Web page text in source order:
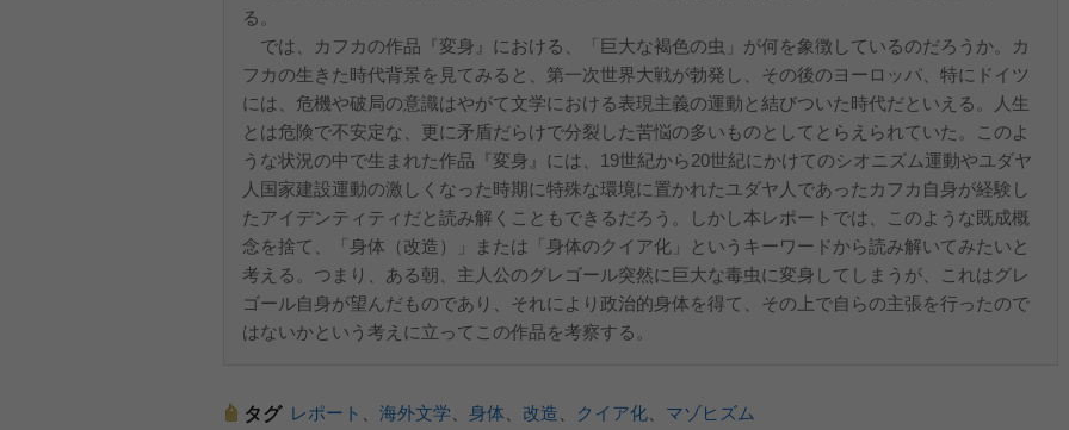
る。
では、カフカの作品『変身』における、「巨大な褐色の虫」が何を象徴しているのだろうか。カ
フカの生きた時代背景を見てみると、第一次世界大戦が勃発し、その後のヨーロッパ、特にドイツ
には、危機や破局の意識はやがて文学における表現主義の運動と結びついた時代だといえる。人生
とは危険で不安定な、更に矛盾だらけで分裂した苦悩の多いものとしてとらえられていた。このよ
うな状況の中で生まれた作品『変身』には、19世紀から20世紀にかけてのシオニズム運動やユダヤ
人国家建設運動の激しくなった時期に特殊な環境に置かれたユダヤ人であったカフカ自身が経験し
たアイデンティティだと読み解くこともできるだろう。しかし本レポートでは、このような既成概
念を捨て、「身体（改造）」または「身体のクイア化」というキーワードから読み解いてみたいと
考える。つまり、ある朝、主人公のグレゴール突然に巨大な毒虫に変身してしまうが、これはグレ
ゴール自身が望んだものであり、それにより政治的身体を得て、その上で自らの主張を行ったので
はないかという考えに立ってこの作品を考察する。
タグ レポート 海外文学 身体 改造 クイア化
マゾヒズム